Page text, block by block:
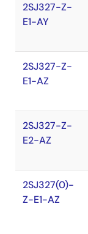
2SJ327-Z-
E1-AY
2SJ327-Z-
E1-AZ
2SJ327-Z-
E2-AZ
2SJ327(0)-
Z-E1-AZ